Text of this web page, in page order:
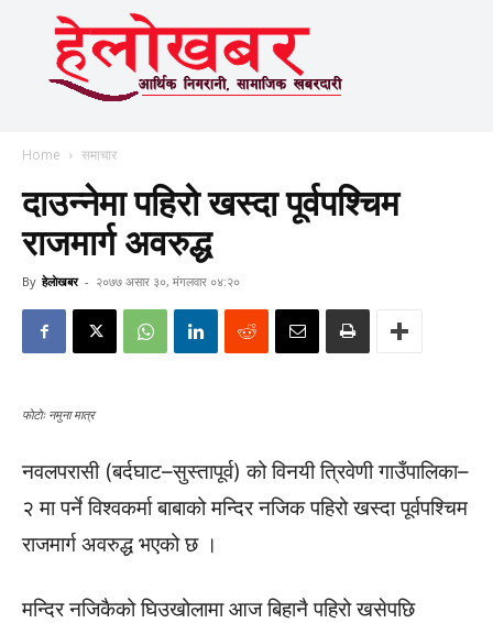
Home समाचार
दाउन्नेमा पहिरो खस्दा पूर्वपश्चिम
राजमार्ग अवरुद्ध
By हेलाेखबर - २०७७ असार ३०, मंगलवार ०४:२०
फाेटाेः नमुना मात्र
नवलपरासी (बर्दघाट–सुस्तापूर्व) को विनयी त्रिवेणी गाउँपालिका–
२ मा पर्ने विश्वकर्मा बाबाको मन्दिर नजिक पहिरो खस्दा पूर्वपश्चिम
राजमार्ग अवरुद्ध भएको छ ।
मन्दिर नजिकैको घिउखोलामा आज बिहानै पहिरो खसेपछि